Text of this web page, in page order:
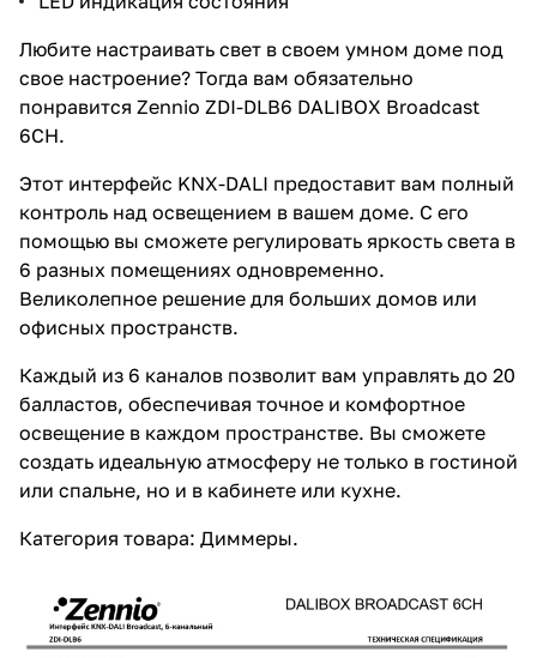
Любите настраивать свет в своем умном доме под
свое настроение? Тогда вам обязательно
понравится Zennio ZDI-DLB6 DALIBOX Broadcast
6CH.
Этот интерфейс KNX-DALI предоставит вам полный
контроль над освещением в вашем доме. С его
помощью вы сможете регулировать яркость света в
6 разных помещениях одновременно.
Великолепное решение для больших домов или
офисных пространств.
Каждый из 6 каналов позволит вам управлять до 20
балластов, обеспечивая точное и комфортное
освещение в каждом пространстве. Вы сможете
создать идеальную атмосферу не только в гостиной
или спальне, но и в кабинете или кухне.
Категория товара: Диммеры.